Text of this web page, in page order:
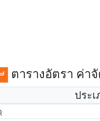
ตารางอัตรา ค่า
ประ